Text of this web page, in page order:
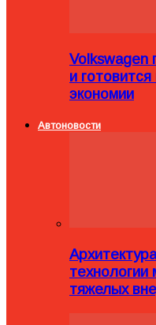
Volkswagen
и
экономии
Автоновости
тяжелых